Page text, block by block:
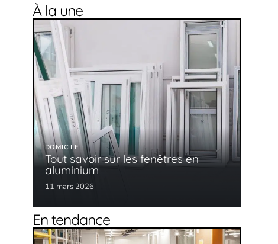
À la une
DOMICILE
Tout savoir sur les fenêtres en
aluminium
11 mars 2026
En tendance